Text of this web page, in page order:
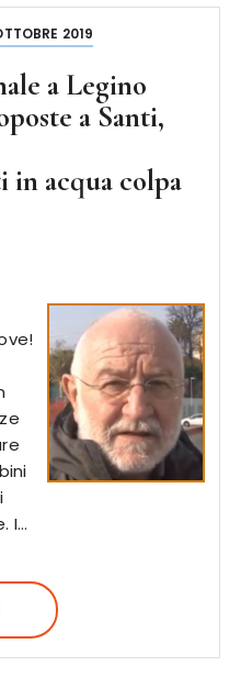
2019
a Legino
a Santi,
in acqua colpa
I…